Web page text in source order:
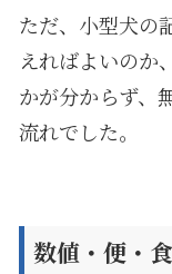
ただ、小型犬の
えればよいのか
かが分からず、
流れでした。
数値・便・